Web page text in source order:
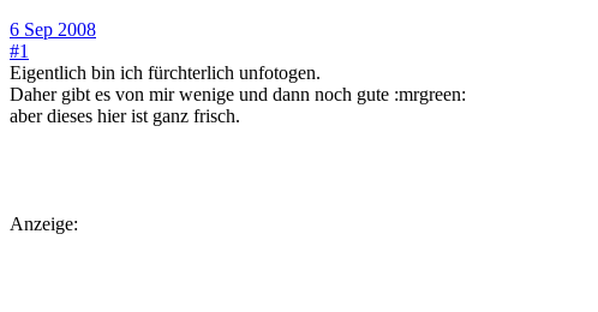
6 Sep 2008
#1
Eigentlich bin ich fürchterlich unfotogen.
Daher gibt es von mir wenige und dann noch gute :mrgreen:
aber dieses hier ist ganz frisch.
Anzeige: